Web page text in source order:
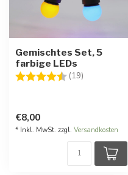
Gemischtes Set, 5
farbige LEDs
Bewertung:
(19) 4.3 von 5
€8,00
* Inkl. MwSt. zzgl. Versandkosten